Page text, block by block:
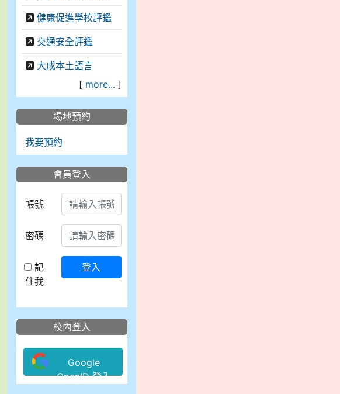
健康促進學校評鑑
交通安全評鑑
大成本土語言
[ more... ]
場地預約
我要預約
會員登入
帳號
密碼
記
住我
登入
校內登入
Google
OpenID 登入